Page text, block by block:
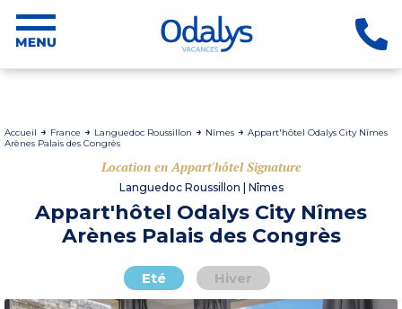
Accueil France Languedoc Roussillon Nîmes
Appart'hôtel Odalys City Nîmes
Arènes Palais des Congrès
Location en Appart'hôtel Signature
Languedoc Roussillon | Nîmes
Appart'hôtel Odalys City Nîmes
Arènes Palais des Congrès
Eté Hiver